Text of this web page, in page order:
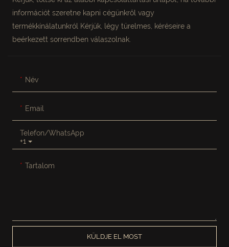
információt szeretne kapni cégünkről vagy
termékkínálatunkról Kérjük, légy türelmes, kéréseire a
beérkezett sorrendben válaszolnak.
Név
Email
+1
Telefon/WhatsApp
Tartalom
KÜLDJE EL MOST